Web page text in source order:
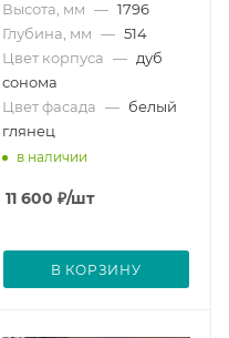
Высота, мм — 1796
Глубина, мм — 514
Цвет корпуса — дуб
сонома
Цвет фасада — белый
глянец
в наличии
11 600 ₽/шт
В КОРЗИНУ